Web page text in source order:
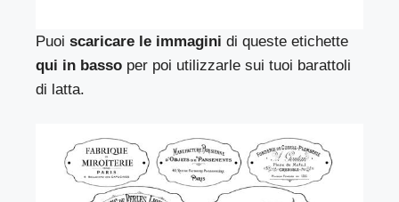
Puoiscaricare le immagini di queste etichette
qui in basso per poi utilizzarle sui tuoi barattoli
di latta.